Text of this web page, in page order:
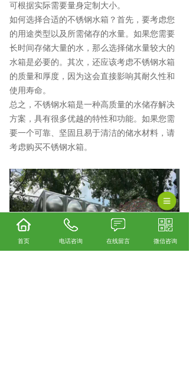
可根据实际需要量身定制大小。
如何选择合适的不锈钢水箱？首先，要考虑您
的用途类型以及所需储存的水量。如果您需要
长时间存储大量的水，那么选择储水量较大的
水箱是必要的。其次，还应该考虑不锈钢水箱
的质量和厚度，因为这会直接影响其耐久性和
使用寿命。
总之，不锈钢水箱是一种高质量的水储存解决
方案，具有很多优越的特性和功能。如果您需
要一个可靠、坚固且易于清洁的储水材料，请
考虑购买不锈钢水箱。
首页 电话咨询 在线留言 微信咨询